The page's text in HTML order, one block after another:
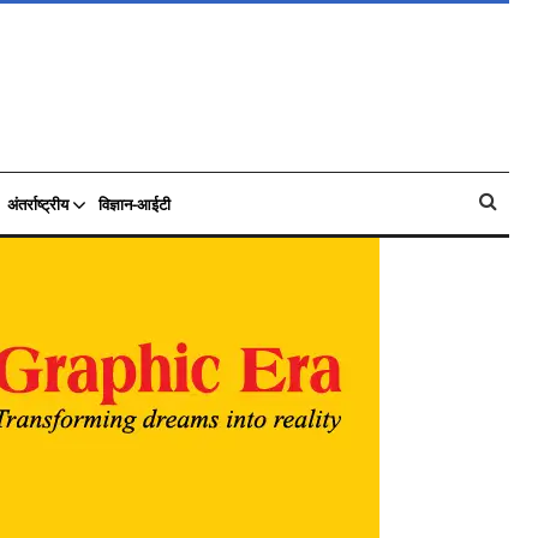
अंतर्राष्ट्रीय विज्ञान-आईटी